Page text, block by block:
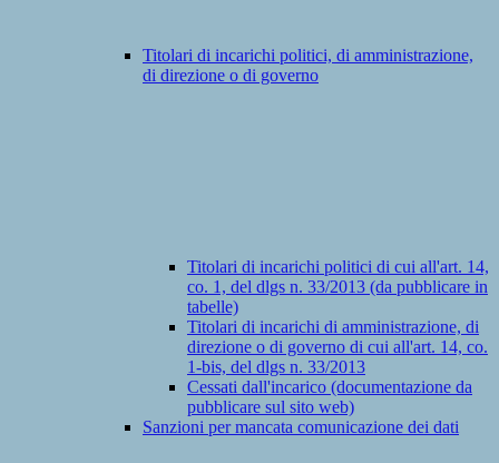
Titolari di incarichi politici, di amministrazione,
di direzione o di governo
Titolari di incarichi politici di cui all'art. 14,
co. 1, del dlgs n. 33/2013 (da pubblicare in
tabelle)
Titolari di incarichi di amministrazione, di
direzione o di governo di cui all'art. 14, co.
1-bis, del dlgs n. 33/2013
Cessati dall'incarico (documentazione da
pubblicare sul sito web)
Sanzioni per mancata comunicazione dei dati